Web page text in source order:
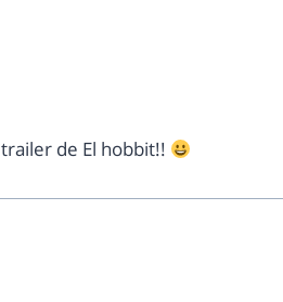
de El hobbit!!